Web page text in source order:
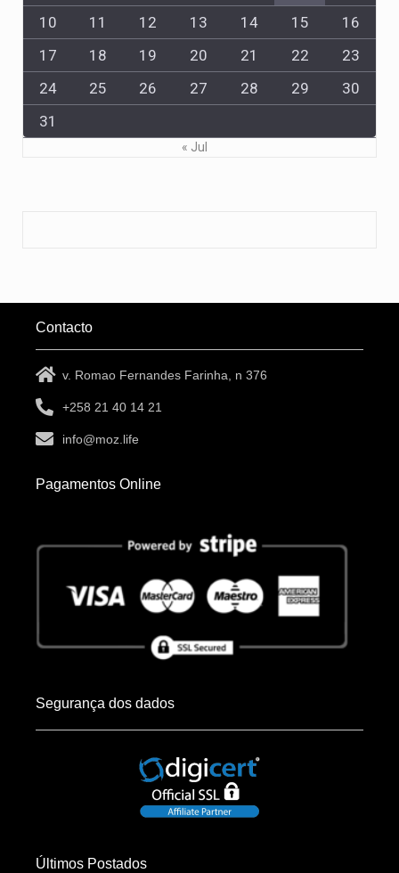
10
11 12 13 14 15
16
17
18 19 20 21 22
23
24
25 26 27 28 29
30
31
« Jul
Contacto
v. Romao Fernandes Farinha, n 376
+258 21 40 14 21
info@moz.life
Pagamentos Online
Segurança dos dados
Últimos Postados